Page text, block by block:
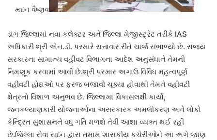
મદન વૈષ્ણવ
ડાંગ જિલ્લામાં નવા કલેક્ટર અને જિલ્લા મેજીસ્ટ્રેટ તરીકે IAS
અધિકારી શ્રી એન.ડી. પરમારે સત્તાવાર રીતે ચાર્જ સંભાળ્યો છે. રાજ્ય
સરકારના સામાન્ય વહીવટ વિભાગના આદેશ અનુસંધાને તેમની
નિમણૂક કરવામાં આવી છે.શ્રી પરમાર અગાઉ વિવિધ મહત્વપૂર્ણ
વહીવટી હોદ્દાઓ પર ફરજ બજાવી ચૂક્યા હોવાથી તેમને વહીવટી
ક્ષેત્રનો વિશાળ અનુભવ છે. જિલ્લામાં વિકાસલક્ષી કાર્યો,
જનકલ્યાણકારી યોજનાઓના અસરકારક અમલીકરણ અને લોકો
કેન્દ્રિત સુશાસનને વધુ ગતિ મળશે તેવી આશા વ્યક્ત થઈ રહી
છે.જિલ્લા સેવા સદન દ્વારા તમામ શાસકીય કચેરીઓને આ અંગે જાણ